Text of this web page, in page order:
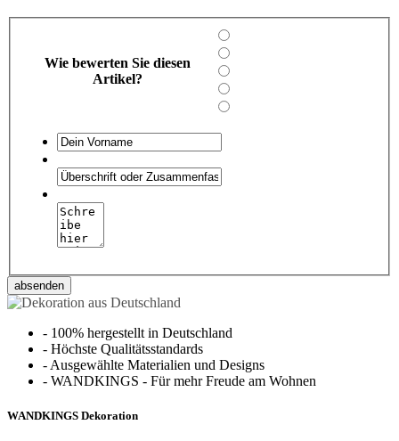
Wie bewerten Sie diesen
Artikel?
absenden
- 100% hergestellt in Deutschland
- Höchste Qualitätsstandards
- Ausgewählte Materialien und Designs
- WANDKINGS - Für mehr Freude am Wohnen
WANDKINGS Dekoration